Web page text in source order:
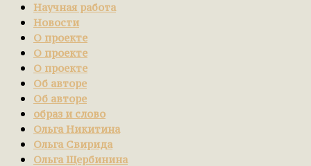
Научная работа
Новости
О проекте
О проекте
О проекте
Об авторе
Об авторе
образ и слово
Ольга Никитина
Ольга Свирида
Ольга Щербинина